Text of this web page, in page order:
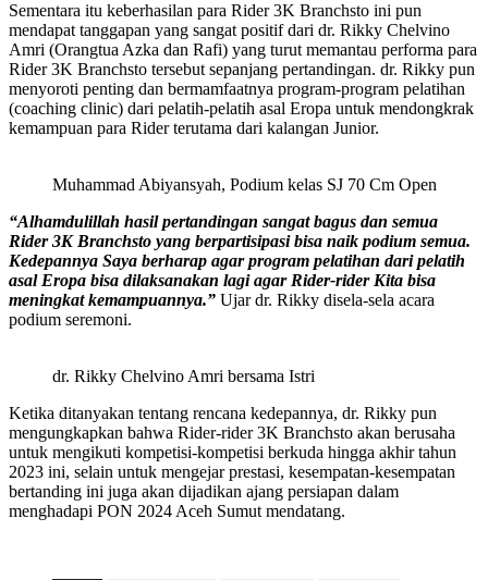
Sementara itu keberhasilan para Rider 3K Branchsto ini pun
mendapat tanggapan yang sangat positif dari dr. Rikky Chelvino
Amri (Orangtua Azka dan Rafi) yang turut memantau performa para
Rider 3K Branchsto tersebut sepanjang pertandingan. dr. Rikky pun
menyoroti penting dan bermamfaatnya program-program pelatihan
(coaching clinic) dari pelatih-pelatih asal Eropa untuk mendongkrak
kemampuan para Rider terutama dari kalangan Junior.
Muhammad Abiyansyah, Podium kelas SJ 70 Cm Open
“Alhamdulillah hasil pertandingan sangat bagus dan semua
Rider 3K Branchsto yang berpartisipasi bisa naik podium semua.
Kedepannya Saya berharap agar program pelatihan dari pelatih
asal Eropa bisa dilaksanakan lagi agar Rider-rider Kita bisa
meningkat kemampuannya.” Ujar dr. Rikky disela-sela acara
podium seremoni.
dr. Rikky Chelvino Amri bersama Istri
Ketika ditanyakan tentang rencana kedepannya, dr. Rikky pun
mengungkapkan bahwa Rider-rider 3K Branchsto akan berusaha
untuk mengikuti kompetisi-kompetisi berkuda hingga akhir tahun
2023 ini, selain untuk mengejar prestasi, kesempatan-kesempatan
bertanding ini juga akan dijadikan ajang persiapan dalam
menghadapi PON 2024 Aceh Sumut mendatang.